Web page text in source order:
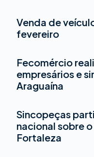
Venda de
fevereiro
Fecomércio
empresários e
Araguaína
Sincopeças
nacional sobre
Fortaleza